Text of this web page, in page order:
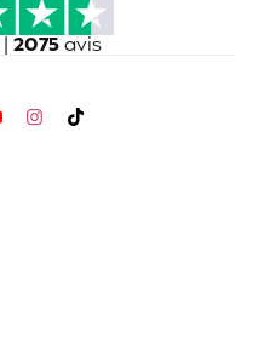
| 2075avis